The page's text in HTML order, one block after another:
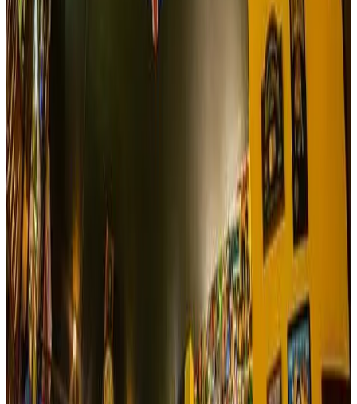
Ver sitio
Ibagué
Restaurante Campestre Los Amigos
El Restaurante Campestre Los amigos es especialista en
convertir tus días de descanso familiar en encantadores…a
15 minutos de la ciudad de Ibagué podrás disfrutar de sus
bellos jardines y amplios espacios, atesora una piscina
donde vivirás momentos refrescantes y un parque infantil
para los más pequeños. Cuenta con un restaurante en el
cual saborearas ricos platos de comida típica donde serás
atendido por sus propietarios.
Reservar